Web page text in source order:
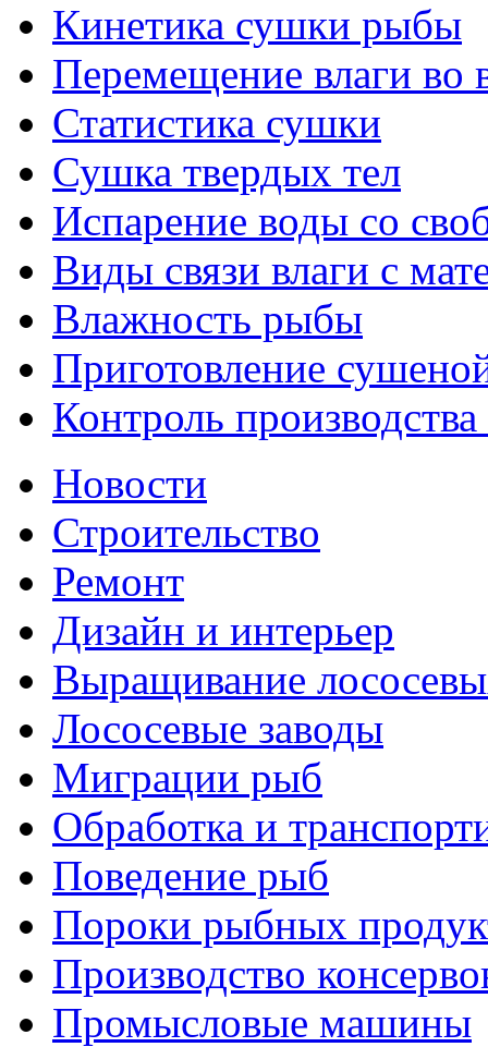
Кинетика сушки рыбы
Перемещение влаги во
Статистика сушки
Сушка твердых тел
Испарение воды со
Виды связи влаги с
Влажность рыбы
Приготовление
Контроль
Новости
Строительство
Ремонт
Дизайн и интерьер
Выращивание
Лососевые заводы
Миграции рыб
Обработка и
Поведение рыб
Пороки рыбных
Производство
Промысловые машины